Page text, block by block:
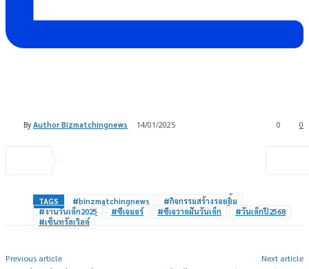
By Author Bizmatchingnews 14/01/2025 0
0
TAGS #binzmatchingnews
#กิจกรรมสร้างรอยยิ้ม
#งานวันเด็ก2025
#ซีเจมอร์ #ซีเจวาดฝันวันเด็ก
#วันเด็กปี2568
#เซ็นทรัลเวิลด์
Previous article Next article